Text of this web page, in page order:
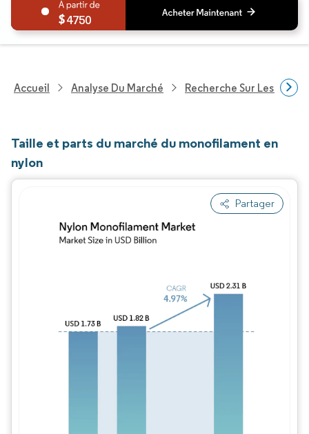
4750
Accueil Analyse Du Marché Recherche Sur Les
Taille et parts du marché du monofilament en
nylon
Partager